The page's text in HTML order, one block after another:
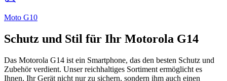
Moto G10
Schutz und Stil für Ihr Motorola G14
Das Motorola G14 ist ein Smartphone, das den besten Schutz und
Zubehör verdient. Unser reichhaltiges Sortiment ermöglicht es
Ihnen, Ihr Gerät nicht nur zu sichern, sondern ihm auch einen